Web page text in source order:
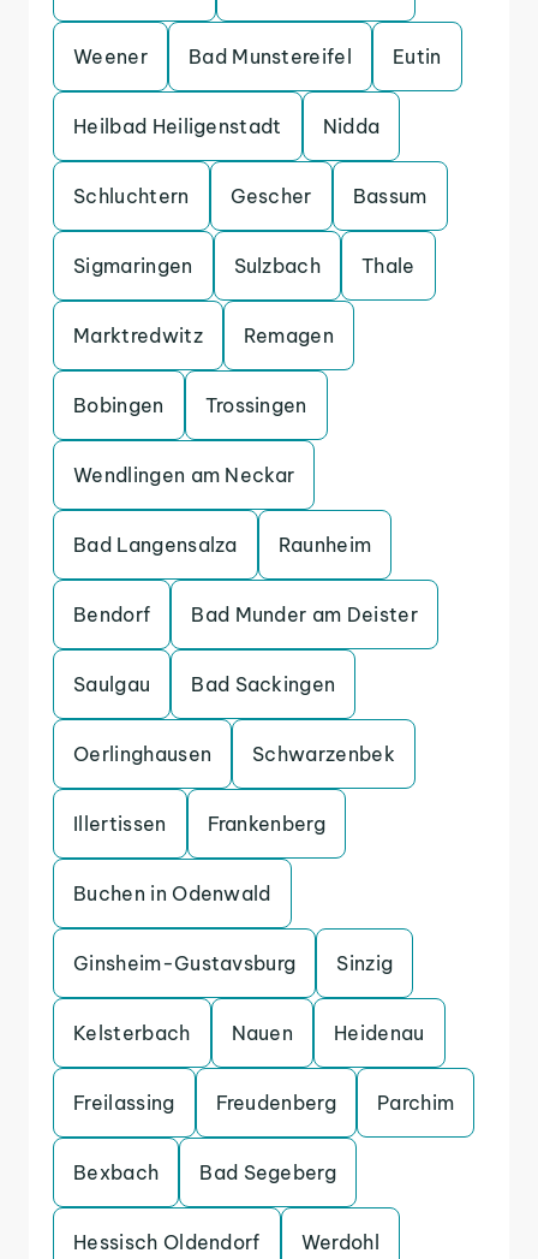
Weener Bad Munstereifel Eutin
Heilbad Heiligenstadt Nidda
Schluchtern Gescher Bassum
Sigmaringen Sulzbach Thale
Marktredwitz Remagen
Bobingen Trossingen
Wendlingen am Neckar
Bad Langensalza Raunheim
Bendorf Bad Munder am Deister
Saulgau Bad Sackingen
Oerlinghausen Schwarzenbek
Illertissen Frankenberg
Buchen in Odenwald
Ginsheim-Gustavsburg Sinzig
Kelsterbach Nauen Heidenau
Freilassing Freudenberg Parchim
Bexbach Bad Segeberg
Hessisch Oldendorf Werdohl